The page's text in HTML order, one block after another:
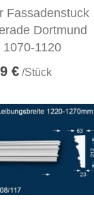
Fassadenstuck
Dortmund
1070-1120
€ /Stück